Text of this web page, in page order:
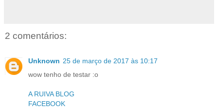
2 comentários:
Unknown 25 de março de 2017 às 10:17
wow tenho de testar :o
A RUIVA BLOG
FACEBOOK